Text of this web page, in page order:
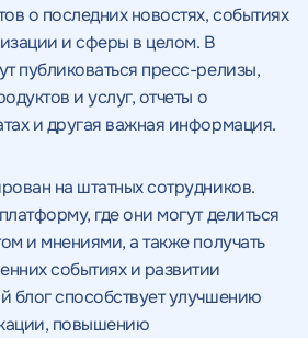
о последних новостях, событиях
и сферы в целом. В
публиковаться пресс-релизы,
и услуг, отчеты о
и другая важная информация.
на штатных сотрудников.
где они могут делиться
и мнениями, а также получать
событиях и развитии
блог способствует улучшению
повышению